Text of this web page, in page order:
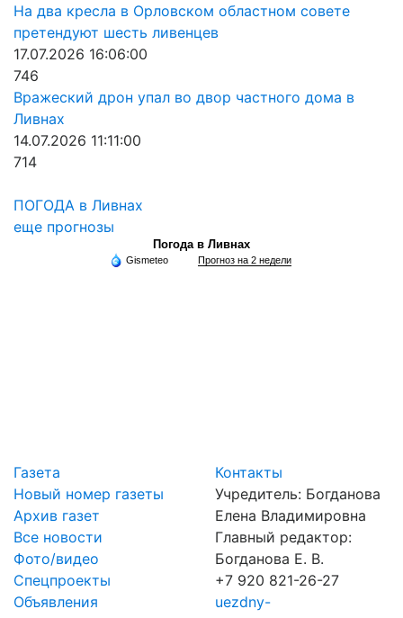
На два кресла в Орловском областном совете
претендуют шесть ливенцев
17.07.2026 16:06:00
746
Вражеский дрон упал во двор частного дома в
Ливнах
14.07.2026 11:11:00
714
ПОГОДА в Ливнах
еще прогнозы
Погода в Ливнах
Gismeteo Прогноз на 2 недели
Газета
Новый номер газеты
Архив газет
Все новости
Фото/видео
Спецпроекты
Объявления
Контакты
Учредитель: Богданова
Елена Владимировна
Главный редактор:
Богданова Е. В.
+7 920 821-26-27
uezdny-